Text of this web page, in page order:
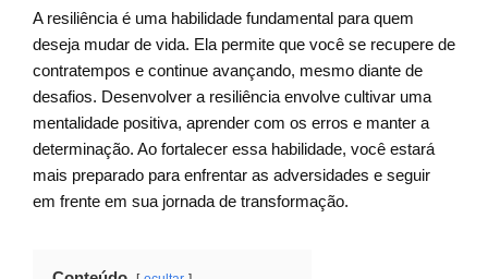
A resiliência é uma habilidade fundamental para quem
deseja mudar de vida. Ela permite que você se recupere de
contratempos e continue avançando, mesmo diante de
desafios. Desenvolver a resiliência envolve cultivar uma
mentalidade positiva, aprender com os erros e manter a
determinação. Ao fortalecer essa habilidade, você estará
mais preparado para enfrentar as adversidades e seguir
em frente em sua jornada de transformação.